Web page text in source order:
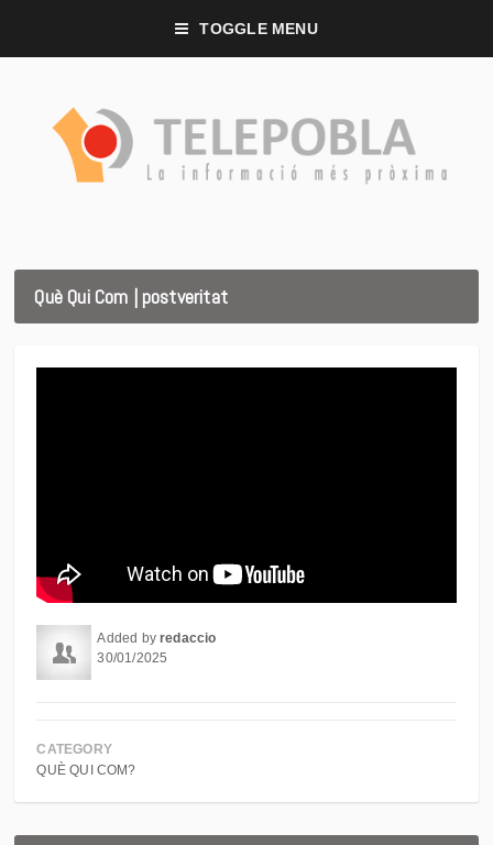
TOGGLE MENU
Què Qui Com | postveritat
Added byredaccio
30/01/2025
CATEGORY
QUÈ QUI COM?